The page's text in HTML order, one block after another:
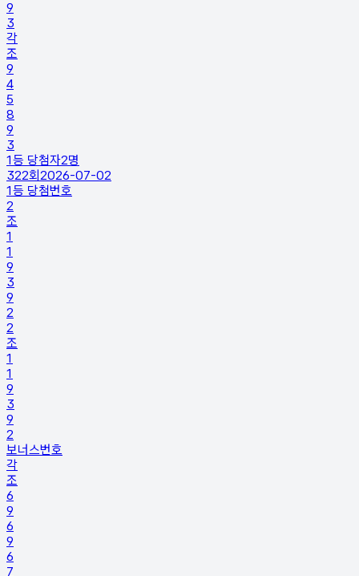
9
3
각
조
9
4
5
8
9
3
1등 당첨자2명
322회2026-07-02
1등 당첨번호
2
조
1
1
9
3
9
2
2
조
1
1
9
3
9
2
보너스번호
각
조
6
9
6
9
6
7